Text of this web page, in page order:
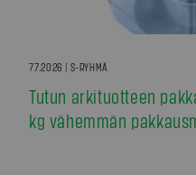
7.7.2026 | S-RYHMÄ
Tutun arkituotteen
kg vähemmän